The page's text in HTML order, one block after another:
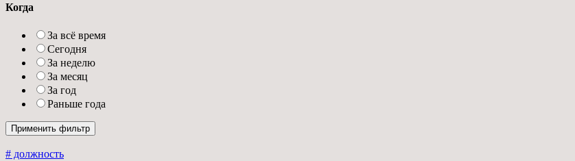
Когда
За всё время
Сегодня
За неделю
За месяц
За год
Раньше года
# должность